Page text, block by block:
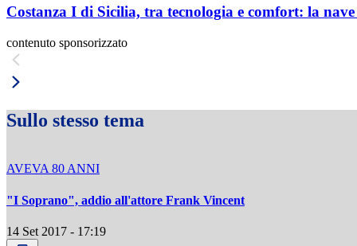
Costanza I di Sicilia, tra tecnologia e comfort: la
contenuto sponsorizzato
Sullo stesso tema
AVEVA 80 ANNI
"I Soprano", addio all'attore Frank Vincent
14 Set 2017 - 17:19